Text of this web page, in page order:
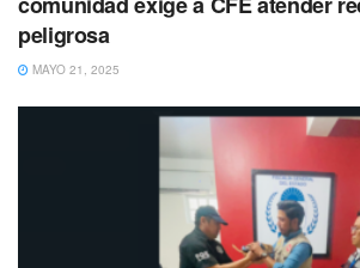
peligrosa
MAYO 21, 2025